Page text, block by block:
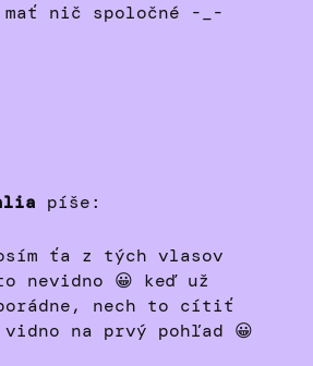
mať nič spoločné -_-
píše:
ťa z tých vlasov
nevidno 😀 keď už
nech to cítiť
na prvý pohľad 😀